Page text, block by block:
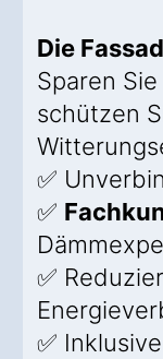
Die
Sparen
schützen
✅
✅
✅
✅ Inklusive